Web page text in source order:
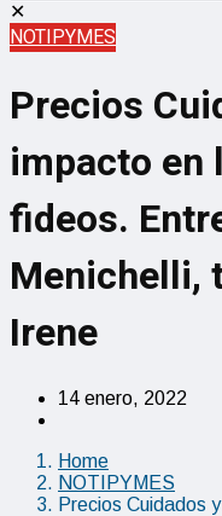
✕
NOTIPYMES
Precios
impacto en
fideos.
Menichelli,
Irene
14 enero, 2022
Home
NOTIPYMES
Precios Cuidados